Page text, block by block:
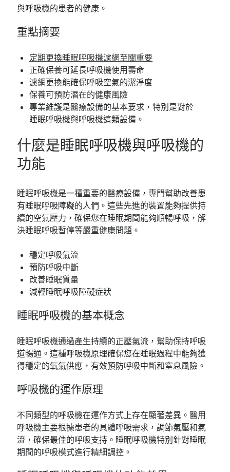
與呼吸機的患者的健康。
重點摘要
定期更換睡眠呼吸機濾網至關重要
正確保養可延長呼吸機使用壽命
濾網更換能確保呼吸空氣的潔淨度
保養可預防潛在的健康風險
專業維護是醫療設備的基本要求，特別是對於
睡眠呼吸機與呼吸機這類設備。
什麼是睡眠呼吸機與呼吸機的
功能
睡眠呼吸機是一種重要的醫療設備，專門幫助改善患
有睡眠呼吸障礙的人們。這些先進的裝置能夠提供持
續的空氣壓力，確保您在睡眠期間能夠順暢呼吸，解
決睡眠呼吸暫停等嚴重健康問題。
穩定呼吸氣流
預防呼吸中斷
改善睡眠質量
減輕睡眠呼吸障礙症狀
睡眠呼吸機的基本概念
睡眠呼吸機通過產生持續的正壓氣流，幫助保持呼吸
道暢通。這種呼吸機原理確保您在睡眠過程中能夠獲
得穩定的氧氣供應，有效預防呼吸中斷和窒息風險。
呼吸機的運作原理
不同類型的呼吸機在運作方式上存在顯著差異。醫用
呼吸機主要根據患者的具體呼吸需求，調節氣壓和氣
流，確保最佳的呼吸支持。睡眠呼吸機特別針對睡眠
期間的呼吸模式進行精細調控。